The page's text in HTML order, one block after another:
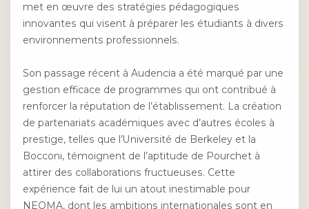
met en œuvre des stratégies pédagogiques
innovantes qui visent à préparer les étudiants à divers
environnements professionnels.
Son passage récent à Audencia a été marqué par une
gestion efficace de programmes qui ont contribué à
renforcer la réputation de l’établissement. La création
de partenariats académiques avec d’autres écoles à
prestige, telles que l’Université de Berkeley et la
Bocconi, témoignent de l’aptitude de Pourchet à
attirer des collaborations fructueuses. Cette
expérience fait de lui un atout inestimable pour
NEOMA, dont les ambitions internationales sont en